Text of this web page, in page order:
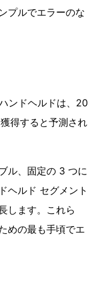
プルでエラーのな
ンドヘルドは、20
得すると予測され
ル、固定の 3 つに
ヘルド セグメント
します。これら
めの最も手頃でエ